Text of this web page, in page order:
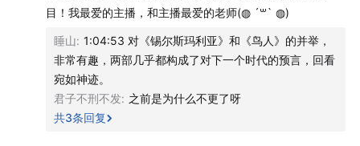
社会 也许女性也知道 我们能够到的 也只是在我们上一级的
怒火只能冲向他们而不是它 当然底层男性上面也有拥有着更
高权力的他们 但正因为是女性来演绎被压迫的角色 那些不处
于权力高层的男性在看那些可怜的女人 痛苦的女人时 其实一
直是以第三人的视角来看待的 他们能想到的也许会是这要是
我的母亲我的妻子我的女儿我该如何帮助她保护她 而并不能
目！我最爱的主播，和主播最爱的老师(◍ ´꒳` ◍)
睡山: 1:04:53 对《锡尔斯玛利亚》和《鸟人》的并举，
非常有趣，两部几乎都构成了对下一个时代的预言，回看
宛如神迹。
君子不刑不发: 之前是为什么不更了呀
共3条回复